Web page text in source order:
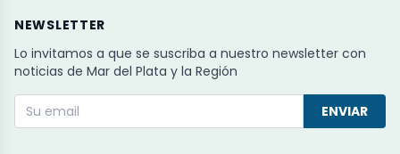
NEWSLETTER
Lo invitamos a que se suscriba a nuestro newsletter con
noticias de Mar del Plata y la Región
ENVIAR